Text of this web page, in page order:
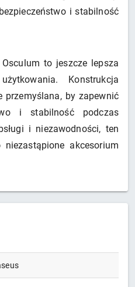
i stabilność
to jeszcze lepsza
Konstrukcja
przemyślana, by zapewnić
i stabilność podczas
i niezawodności, ten
akcesorium